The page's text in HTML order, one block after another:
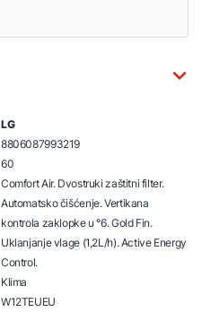
LG
8806087993219
60
Comfort Air. Dvostruki zaštitni filter.
Automatsko čišćenje. Vertikana
kontrola zaklopke u °6. Gold Fin.
Uklanjanje vlage (1,2L/h). Active Energy
Control.
Klima
W12TEUEU